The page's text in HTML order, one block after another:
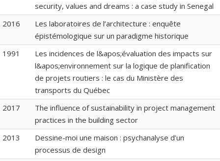
security, values and dreams : a case study in Senegal
2016
Les laboratoires de l’architecture : enquête
épistémologique sur un paradigme historique
1991
Les incidences de l&apos;évaluation des impacts sur
l&apos;environnement sur la logique de planification
de projets routiers : le cas du Ministère des
transports du Québec
2017
The influence of sustainability in project management
practices in the building sector
2013
Dessine-moi une maison : psychanalyse d’un
processus de design